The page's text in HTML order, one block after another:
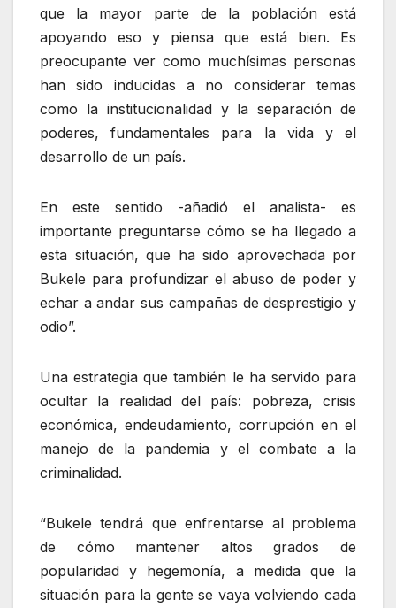
que la mayor parte de la población está
apoyando eso y piensa que está bien. Es
preocupante ver como muchísimas personas
han sido inducidas a no considerar temas
como la institucionalidad y la separación de
poderes, fundamentales para la vida y el
desarrollo de un país.
En este sentido -añadió el analista- es
importante preguntarse cómo se ha llegado a
esta situación, que ha sido aprovechada por
Bukele para profundizar el abuso de poder y
echar a andar sus campañas de desprestigio y
odio”.
Una estrategia que también le ha servido para
ocultar la realidad del país: pobreza, crisis
económica, endeudamiento, corrupción en el
manejo de la pandemia y el combate a la
criminalidad.
“Bukele tendrá que enfrentarse al problema
de cómo mantener altos grados de
popularidad y hegemonía, a medida que la
situación para la gente se vaya volviendo cada